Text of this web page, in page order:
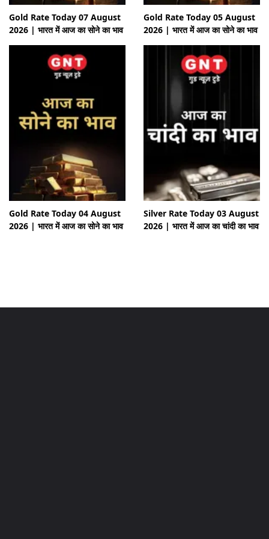
Gold Rate Today 07 August
2026 | भारत में आज का सोने का भाव
Gold Rate Today 05 August
2026 | भारत में आज का सोने का भाव
Gold Rate Today 04 August
2026 | भारत में आज का सोने का भाव
Silver Rate Today 03 August
2026 | भारत में आज का चांदी का भाव